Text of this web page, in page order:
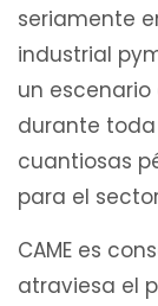
seriamente
industrial
un
durante
cuantiosas
para el
CAME es
atraviesa el